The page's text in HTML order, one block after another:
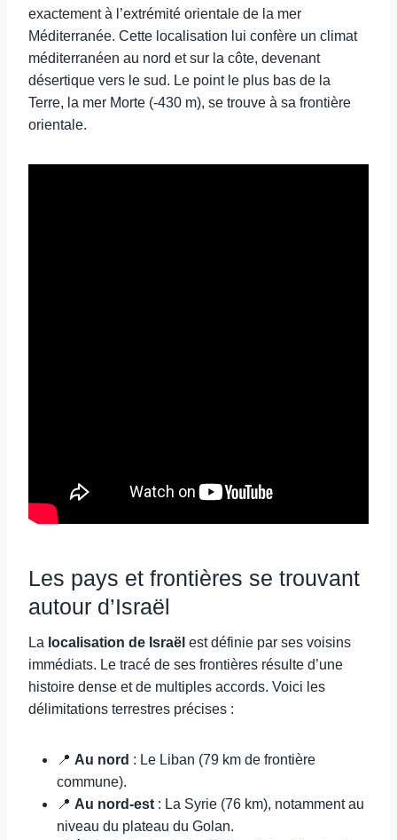
exactement à l’extrémité orientale de la mer
Méditerranée. Cette localisation lui confère un climat
méditerranéen au nord et sur la côte, devenant
désertique vers le sud. Le point le plus bas de la
Terre, la mer Morte (-430 m), se trouve à sa frontière
orientale.
Les pays et frontières se trouvant
autour d’Israël
La localisation de Israël est définie par ses voisins
immédiats. Le tracé de ses frontières résulte d’une
histoire dense et de multiples accords. Voici les
délimitations terrestres précises :
📍 Au nord : Le Liban (79 km de frontière
commune).
📍 Au nord-est : La Syrie (76 km), notamment au
niveau du plateau du Golan.